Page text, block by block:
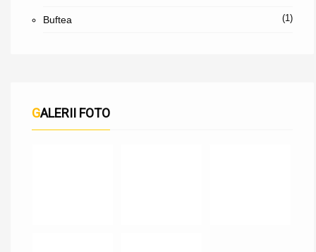
Buftea (1)
GALERII FOTO